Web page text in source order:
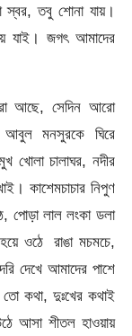
স্বর, তবু শোনা যায়।
যাই। জগৎ আমাদের
আছে, সেদিন আরো
আবুল মনসুরকে ঘিরে
খোলা চালাঘর, নদীর
কাশেমচাচার নিপুণ
পোড়া লাল লংকা ডলা
ওঠে রাঙা মচমচে,
দেখে আমাদের পাশে
কথা, দুঃখের কথাই
আসা শীতল হাওয়ায়